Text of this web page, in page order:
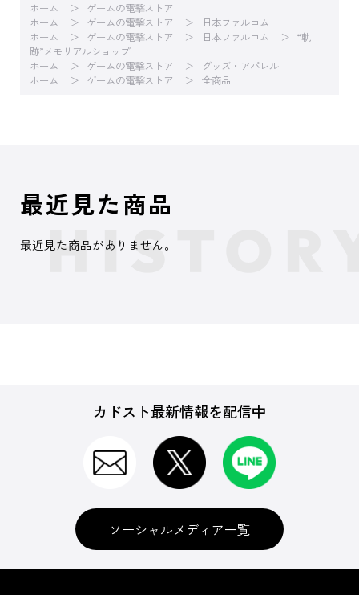
ホーム
ゲームの電撃ストア
ホーム
ゲームの電撃ストア
日本ファルコム
ホーム
ゲームの電撃ストア 日本ファルコム
“軌
跡”メモリアルショップ
ホーム
ゲームの電撃ストア
グッズ・アパレル
ホーム
ゲームの電撃ストア 全商品
最近見た商品
最近見た商品がありません。
カドスト最新情報を配信中
ソーシャルメディア一覧